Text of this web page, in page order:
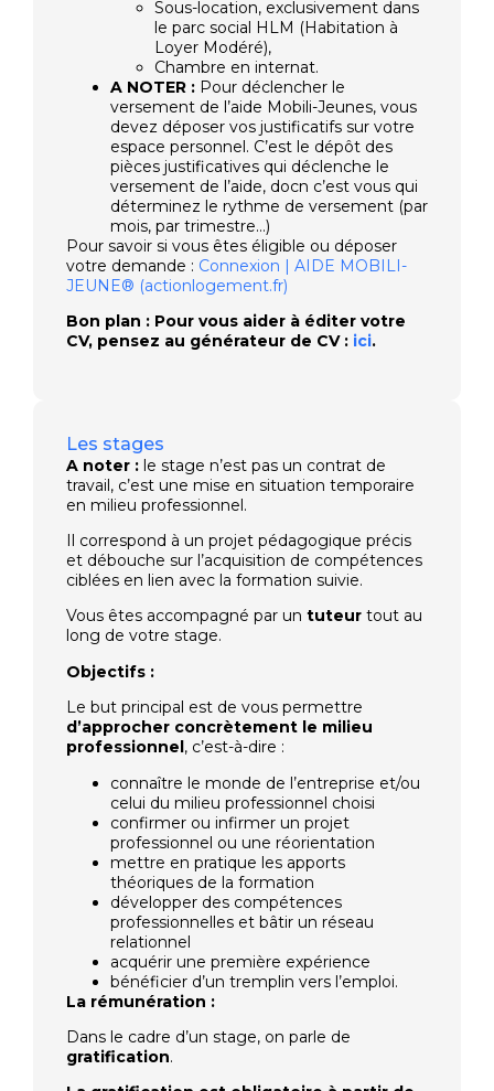
Sous-location, exclusivement dans
le parc social HLM (Habitation à
Loyer Modéré),
Chambre en internat.
A NOTER : Pour déclencher le
versement de l’aide Mobili-Jeunes, vous
devez déposer vos justificatifs sur votre
espace personnel. C’est le dépôt des
pièces justificatives qui déclenche le
versement de l’aide, docn c’est vous qui
déterminez le rythme de versement (par
mois, par trimestre…)
Pour savoir si vous êtes éligible ou déposer
votre demande : Connexion | AIDE MOBILI-
JEUNE® (actionlogement.fr)
Bon plan : Pour vous aider à éditer votre
CV, pensez au générateur de CV : ici.
Les stages
A noter : le stage n’est pas un contrat de
travail, c’est une mise en situation temporaire
en milieu professionnel.
Il correspond à un projet pédagogique précis
et débouche sur l’acquisition de compétences
ciblées en lien avec la formation suivie.
Vous êtes accompagné par un tuteur tout au
long de votre stage.
Objectifs :
Le but principal est de vous permettre
d’approcher concrètement le milieu
professionnel, c’est-à-dire :
connaître le monde de l’entreprise et/ou
celui du milieu professionnel choisi
confirmer ou infirmer un projet
professionnel ou une réorientation
mettre en pratique les apports
théoriques de la formation
développer des compétences
professionnelles et bâtir un réseau
relationnel
acquérir une première expérience
bénéficier d’un tremplin vers l’emploi.
La rémunération :
Dans le cadre d’un stage, on parle de
gratification.